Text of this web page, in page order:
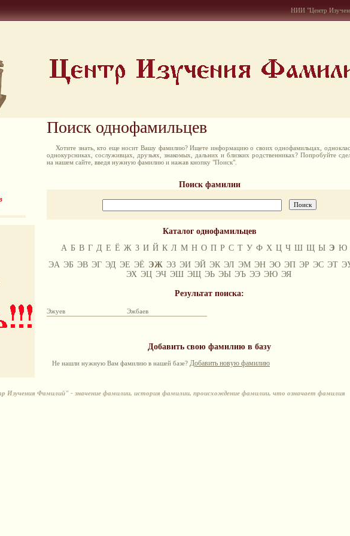
НИИ "Центр
Поиск однофамильцев
Хотите знать, кто еще носит Вашу фамилию? Ищете информацию о своих однофамильцах,
однокурсниках, сослуживцах, друзьях, знакомых, дальних и близких родственниках? Попробуйте
на нашем сайте, введя нужную фамилию и нажав кнопку "Поиск".
Поиск фамилии
Каталог однофамильцев
А Б В Г Д Е Ё Ж З И Й К Л М Н О П Р С Т У Ф Х Ц Ч Ш Щ Ы Э Ю
ЭА ЭБ ЭВ ЭГ ЭД ЭЕ ЭЁ ЭЖ ЭЗ ЭИ ЭЙ ЭК ЭЛ ЭМ ЭН ЭО ЭП ЭР ЭС ЭТ
ЭХ ЭЦ ЭЧ ЭШ ЭЩ ЭЬ ЭЫ ЭЪ ЭЭ ЭЮ ЭЯ
Результат поиска:
Эжуев Эжбаев
Добавить свою фамилию в базу
Не нашли нужную Вам фамилию в нашей базе? Добавить новую фамилию
Фамилий" - значение фамилии, история фамилии, происхождение фамилии, что означает фамилия